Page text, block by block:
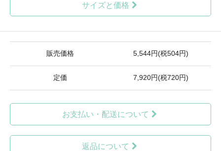
サイズと価格
販売価格 5,544円(税504円)
定価 7,920円(税720円)
お支払い・配送について
返品について